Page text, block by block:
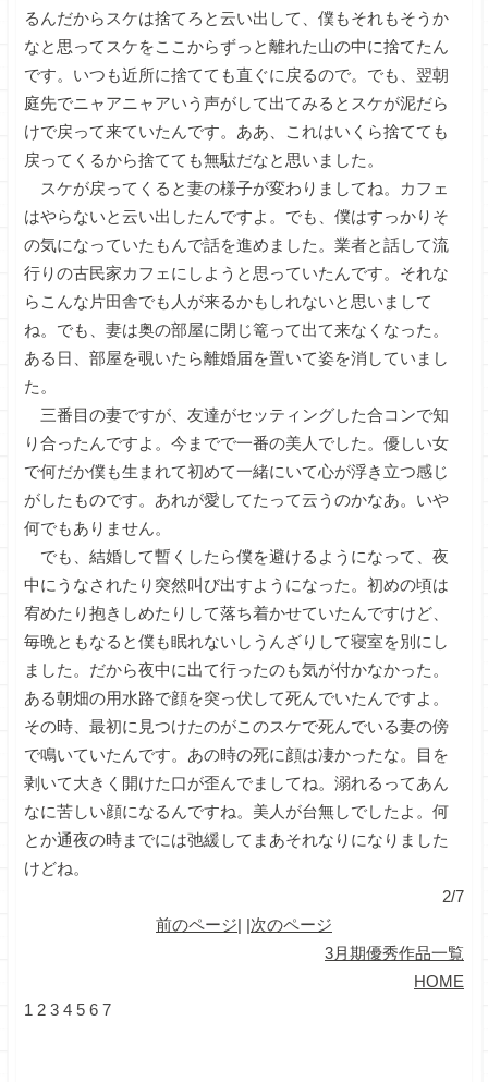
るんだからスケは捨てろと云い出して、僕もそれもそうか
なと思ってスケをここからずっと離れた山の中に捨てたん
です。いつも近所に捨てても直ぐに戻るので。でも、翌朝
庭先でニャアニャアいう声がして出てみるとスケが泥だら
けで戻って来ていたんです。ああ、これはいくら捨てても
戻ってくるから捨てても無駄だなと思いました。
スケが戻ってくると妻の様子が変わりましてね。カフェ
はやらないと云い出したんですよ。でも、僕はすっかりそ
の気になっていたもんで話を進めました。業者と話して流
行りの古民家カフェにしようと思っていたんです。それな
らこんな片田舎でも人が来るかもしれないと思いまして
ね。でも、妻は奥の部屋に閉じ篭って出て来なくなった。
ある日、部屋を覗いたら離婚届を置いて姿を消していまし
た。
三番目の妻ですが、友達がセッティングした合コンで知
り合ったんですよ。今までで一番の美人でした。優しい女
で何だか僕も生まれて初めて一緒にいて心が浮き立つ感じ
がしたものです。あれが愛してたって云うのかなあ。いや
何でもありません。
でも、結婚して暫くしたら僕を避けるようになって、夜
中にうなされたり突然叫び出すようになった。初めの頃は
宥めたり抱きしめたりして落ち着かせていたんですけど、
毎晩ともなると僕も眠れないしうんざりして寝室を別にし
ました。だから夜中に出て行ったのも気が付かなかった。
ある朝畑の用水路で顔を突っ伏して死んでいたんですよ。
その時、最初に見つけたのがこのスケで死んでいる妻の傍
で鳴いていたんです。あの時の死に顔は凄かったな。目を
剥いて大きく開けた口が歪んでましてね。溺れるってあん
なに苦しい顔になるんですね。美人が台無しでしたよ。何
とか通夜の時までには弛緩してまあそれなりになりました
けどね。
2/7
前のページ| |次のページ
3月期優秀作品一覧
HOME
1 2 3 4 5 6 7